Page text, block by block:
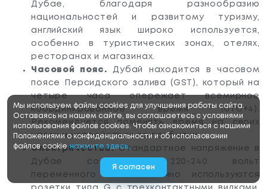
Дубае, благодаря разнообразию
национальностей и развитому туризму,
английский язык широко используется,
особенно в туристических зонах, отелях,
ресторанах и магазинах.
Часовой пояс. Дубай находится в часовом
поясе Персидского залива (GST), который на
четыре часа опережает всемирное
координированное время (UTC+4).
Рекомендуется поменять время на своих
часах и устройствах по прибытии.
Электричество.Стандартное напряжение в
Дубае составляет 220-240 вольт
переменного тока. Обычно используются
Мы используем файлы cookies для улучшения работы сайта.
Оставаясь на нашем сайте, вы соглашаетесь с условиями
использования файлов cookies. Чтобы ознакомиться с нашими
Положениями о конфиденциальности и об использовании
файлов cookie нажмите здесь.
Я согласен